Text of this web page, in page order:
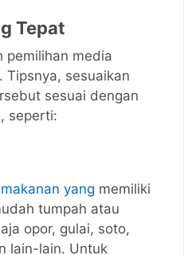
Tepat
pemilihan media
. Tipsnya, sesuaikan
sesuai dengan
seperti:
makanan yang memiliki
tumpah atau
opor, gulai, soto,
lain-lain. Untuk